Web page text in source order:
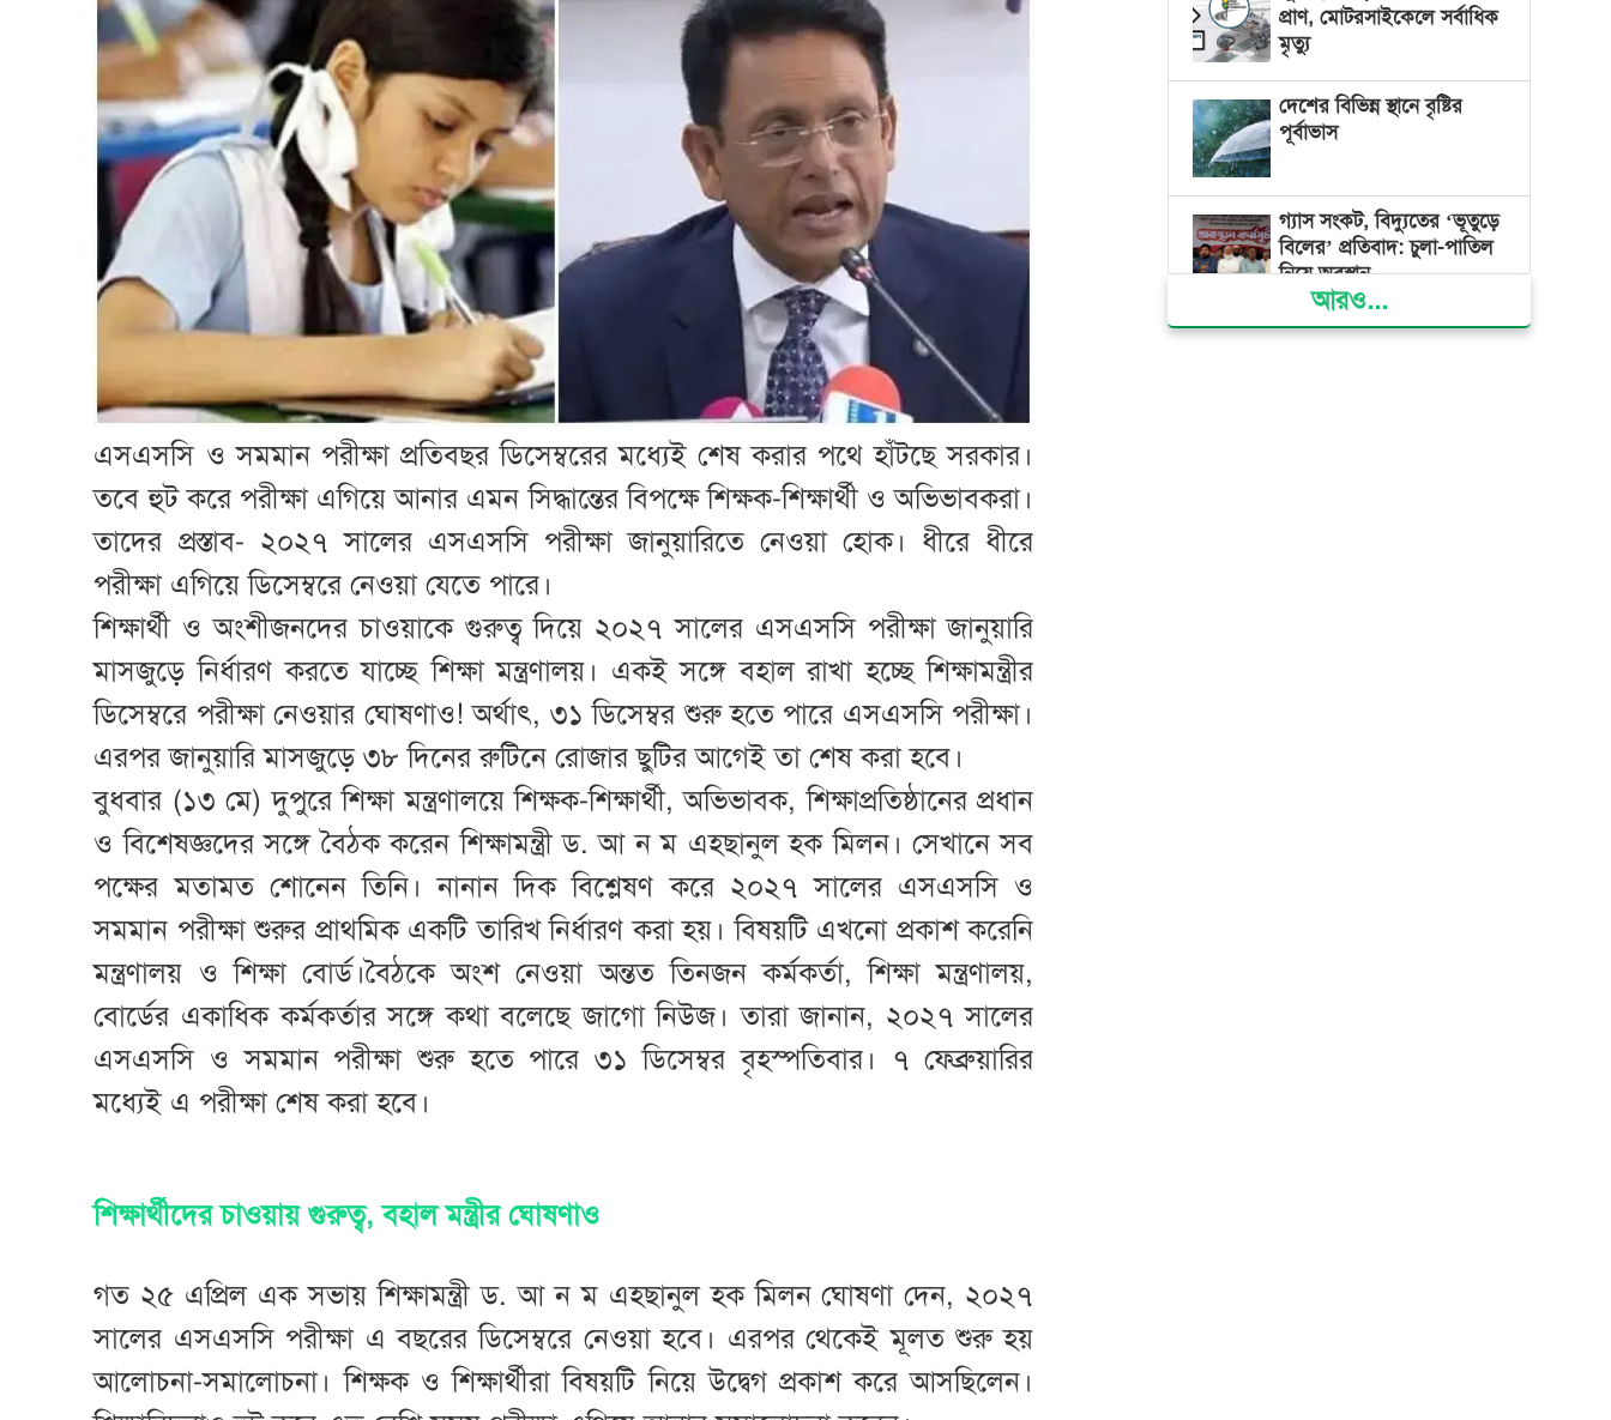
এসএসসি ও সমমান পরীক্ষা প্রতিবছর ডিসেম্বরের মধ্যেই শেষ করার পথে হাঁটছে সরকার।
তবে হুট করে পরীক্ষা এগিয়ে আনার এমন সিদ্ধান্তের বিপক্ষে শিক্ষক-শিক্ষার্থী ও অভিভাবকরা।
তাদের প্রস্তাব- ২০২৭ সালের এসএসসি পরীক্ষা জানুয়ারিতে নেওয়া হোক। ধীরে ধীরে
পরীক্ষা এগিয়ে ডিসেম্বরে নেওয়া যেতে পারে।
শিক্ষার্থী ও অংশীজনদের চাওয়াকে গুরুত্ব দিয়ে ২০২৭ সালের এসএসসি পরীক্ষা জানুয়ারি
মাসজুড়ে নির্ধারণ করতে যাচ্ছে শিক্ষা মন্ত্রণালয়। একই সঙ্গে বহাল রাখা হচ্ছে শিক্ষামন্ত্রীর
ডিসেম্বরে পরীক্ষা নেওয়ার ঘোষণাও! অর্থাৎ, ৩১ ডিসেম্বর শুরু হতে পারে এসএসসি পরীক্ষা।
এরপর জানুয়ারি মাসজুড়ে ৩৮ দিনের রুটিনে রোজার ছুটির আগেই তা শেষ করা হবে।
বুধবার (১৩ মে) দুপুরে শিক্ষা মন্ত্রণালয়ে শিক্ষক-শিক্ষার্থী, অভিভাবক, শিক্ষাপ্রতিষ্ঠানের প্রধান
ও বিশেষজ্ঞদের সঙ্গে বৈঠক করেন শিক্ষামন্ত্রী ড. আ ন ম এহছানুল হক মিলন। সেখানে সব
পক্ষের মতামত শোনেন তিনি। নানান দিক বিশ্লেষণ করে ২০২৭ সালের এসএসসি ও
সমমান পরীক্ষা শুরুর প্রাথমিক একটি তারিখ নির্ধারণ করা হয়। বিষয়টি এখনো প্রকাশ করেনি
মন্ত্রণালয় ও শিক্ষা বোর্ড।বৈঠকে অংশ নেওয়া অন্তত তিনজন কর্মকর্তা, শিক্ষা মন্ত্রণালয়,
বোর্ডের একাধিক কর্মকর্তার সঙ্গে কথা বলেছে জাগো নিউজ। তারা জানান, ২০২৭ সালের
এসএসসি ও সমমান পরীক্ষা শুরু হতে পারে ৩১ ডিসেম্বর বৃহস্পতিবার। ৭ ফেব্রুয়ারির
মধ্যেই এ পরীক্ষা শেষ করা হবে।
শিক্ষার্থীদের চাওয়ায় গুরুত্ব, বহাল মন্ত্রীর ঘোষণাও
গত ২৫ এপ্রিল এক সভায় শিক্ষামন্ত্রী ড. আ ন ম এহছানুল হক মিলন ঘোষণা দেন, ২০২৭
সালের এসএসসি পরীক্ষা এ বছরের ডিসেম্বরে নেওয়া হবে। এরপর থেকেই মূলত শুরু হয়
আলোচনা-সমালোচনা। শিক্ষক ও শিক্ষার্থীরা বিষয়টি নিয়ে উদ্বেগ প্রকাশ করে আসছিলেন।
প্রাণ, মোটরসাইকেলে সর্বাধিক
মৃত্যু
দেশের বিভিন্ন স্থানে বৃষ্টির
পূর্বাভাস
গ্যাস সংকট, বিদ্যুতের ‘ভূতুড়ে
বিলের’ প্রতিবাদ: চুলা-পাতিল
নিয়ে অবস্থান
ক্ষমতার কেন্দ্র গণভবন থেকে
আরও...